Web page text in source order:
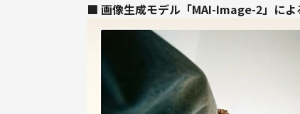
■ 画像生成モデル「MAI-Image-2」によ